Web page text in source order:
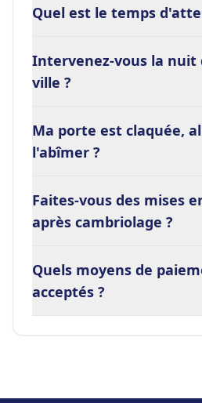
Quel est le temps
Intervenez-vous la nuit
ville ?
Ma porte est claquée,
l'abîmer ?
Faites-vous des mises
après cambriolage ?
Quels moyens de
acceptés ?